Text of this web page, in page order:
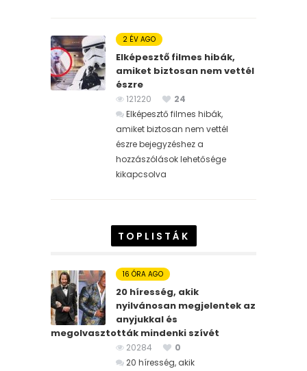
2 ÉV AGO
Elképesztő filmes hibák,
amiket biztosan nem vettél
észre
121220
24
Elképesztő filmes hibák,
amiket biztosan nem vettél
észre bejegyzéshez a
hozzászólások lehetősége
kikapcsolva
TOPLISTÁK
16 ÓRA AGO
20 híresség, akik
nyilvánosan megjelentek az
anyjukkal és
megolvasztották mindenki szívét
20284
0
20 híresség, akik